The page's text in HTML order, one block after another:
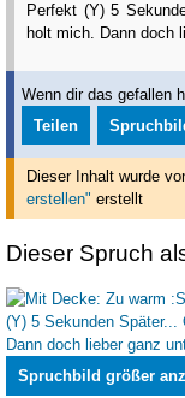
Perfekt (Y) 5
holt mich. Dann doch
Wenn dir das gefallen
Teilen
Dieser Inhalt wurde
erstellen" erstellt
Dieser Spruch
Spruchbild größer